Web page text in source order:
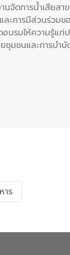
ดการน้ำเสียส
ะการมีส่วนร่วม
มให้ความรู้แก่
มชนและการบำ
รบำบัดน้ำเสียเ
าร